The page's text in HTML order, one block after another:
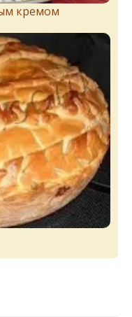
кремом